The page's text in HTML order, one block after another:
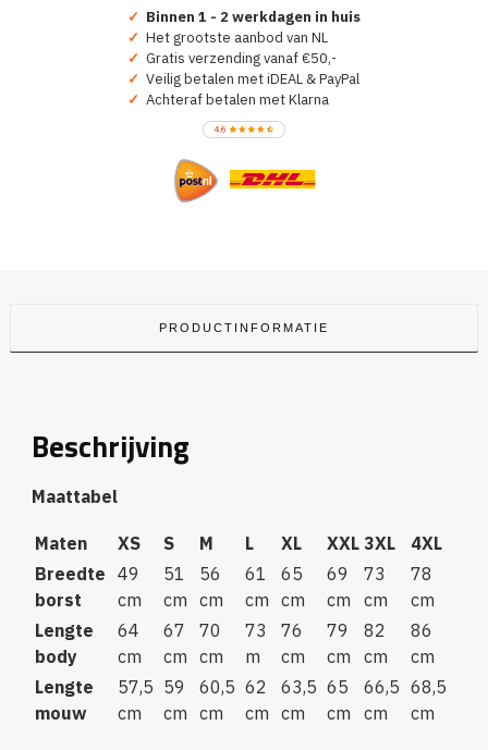
✓ Binnen 1 - 2 werkdagen in huis
✓ Het grootste aanbod van NL
✓ Gratis verzending vanaf €50,-
✓ Veilig betalen met iDEAL & PayPal
✓ Achteraf betalen met Klarna
PRODUCTINFORMATIE
Beschrijving
Maattabel
Maten XS S M L XL XXL 3XL
4XL
Breedte
borst
49
cm
51
cm
56
cm
61
cm
65
cm
69
cm
73
cm
78
cm
Lengte
body
64
cm
67
cm
70
cm
73
m
76
cm
79
cm
82
cm
86
cm
Lengte
mouw
57,5
cm
59
cm
60,5
cm
62
cm
63,5
cm
65
cm
66,5
cm
68,5
cm